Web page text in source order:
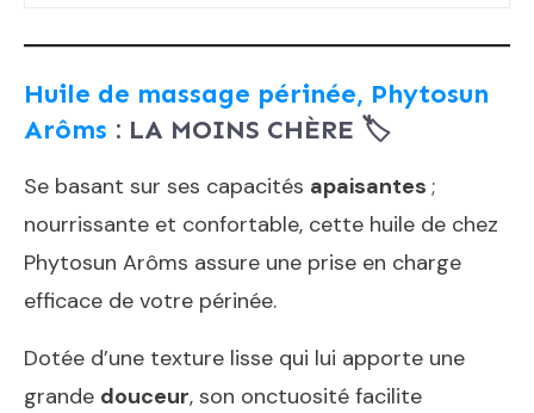
Huile de massage périnée, Phytosun
Arôms : LA MOINS CHÈRE 🏷
Se basant sur ses capacités apaisantes ;
nourrissante et confortable, cette huile de chez
Phytosun Arôms assure une prise en charge
efficace de votre périnée.
Dotée d’une texture lisse qui lui apporte une
grande douceur, son onctuosité facilite